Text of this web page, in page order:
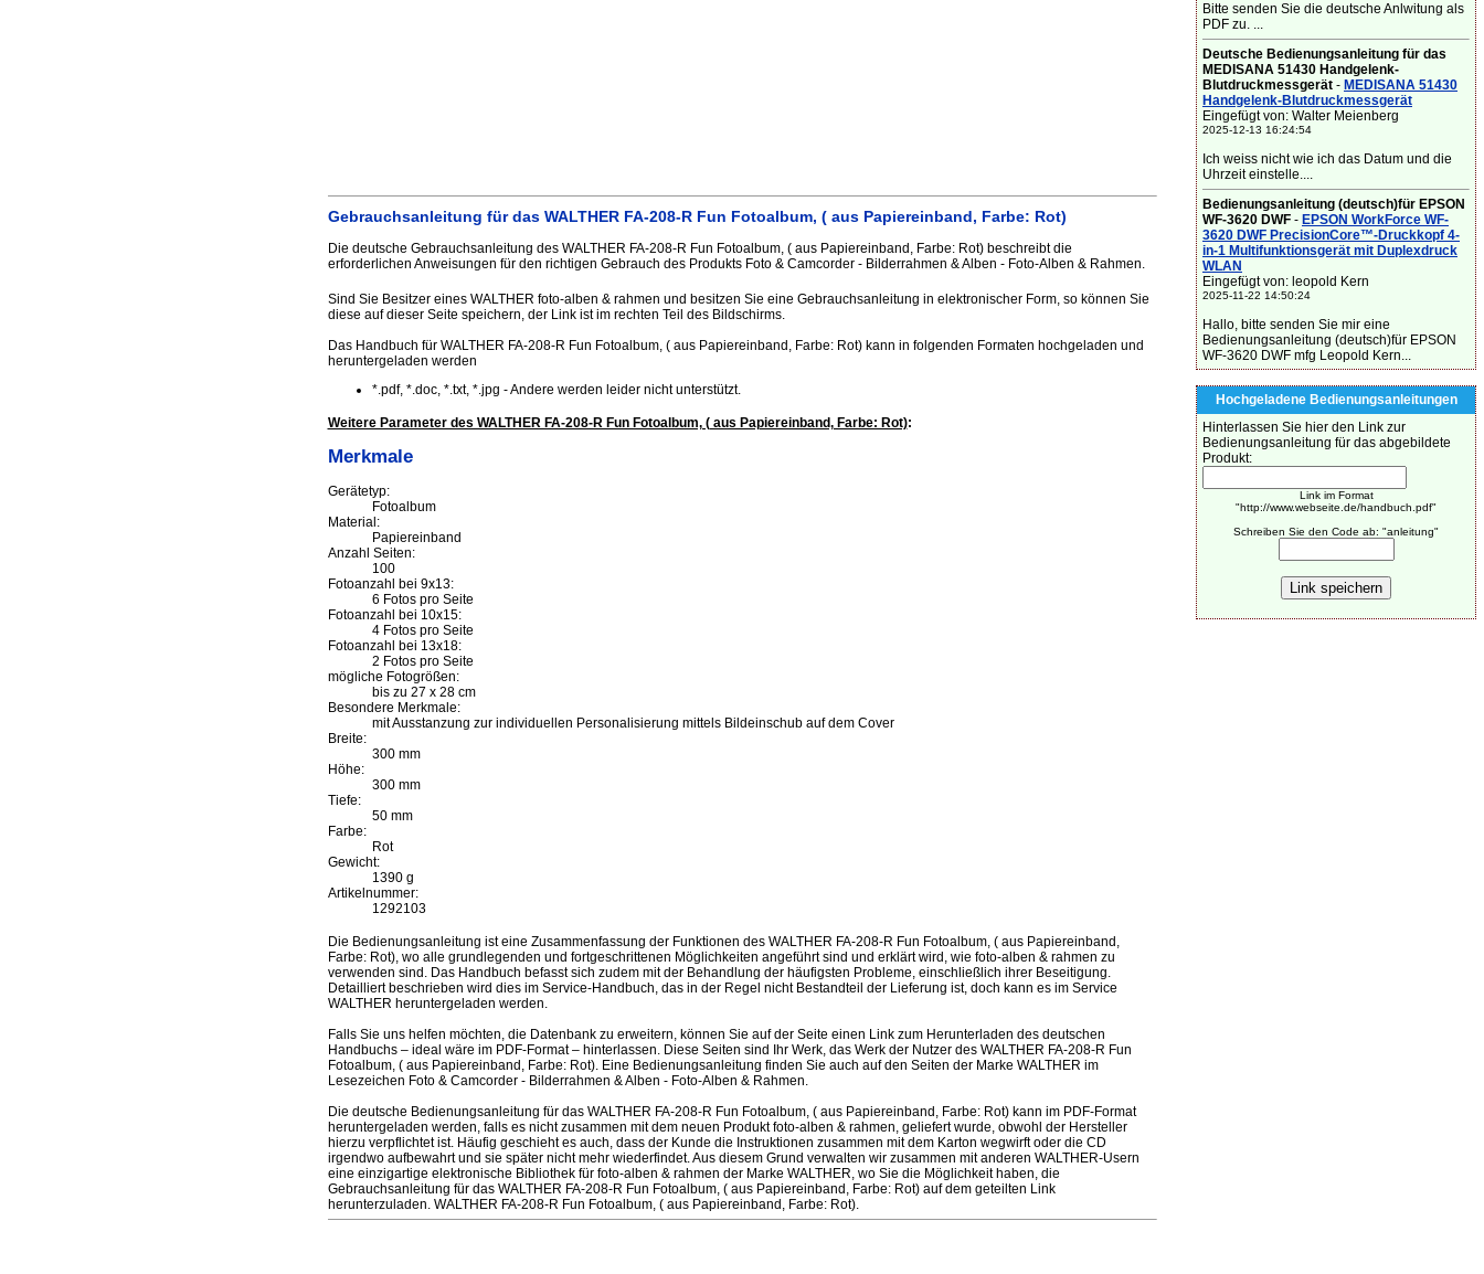
Gebrauchsanleitung für das WALTHER FA-208-R Fun Fotoalbum, ( aus Papiereinband, Farbe: Rot)
Die deutsche Gebrauchsanleitung des WALTHER FA-208-R Fun Fotoalbum, ( aus Papiereinband, Farbe: Rot) beschreibt die
erforderlichen Anweisungen für den richtigen Gebrauch des Produkts Foto & Camcorder - Bilderrahmen & Alben - Foto-Alben & Rahmen.
Sind Sie Besitzer eines WALTHER foto-alben & rahmen und besitzen Sie eine Gebrauchsanleitung in elektronischer Form, so können Sie
diese auf dieser Seite speichern, der Link ist im rechten Teil des Bildschirms.
Das Handbuch für WALTHER FA-208-R Fun Fotoalbum, ( aus Papiereinband, Farbe: Rot) kann in folgenden Formaten hochgeladen und
heruntergeladen werden
*.pdf, *.doc, *.txt, *.jpg - Andere werden leider nicht unterstützt.
Weitere Parameter des WALTHER FA-208-R Fun Fotoalbum, ( aus Papiereinband, Farbe: Rot):
Merkmale
Gerätetyp:
Fotoalbum
Material:
Papiereinband
Anzahl Seiten:
100
Fotoanzahl bei 9x13:
6 Fotos pro Seite
Fotoanzahl bei 10x15:
4 Fotos pro Seite
Fotoanzahl bei 13x18:
2 Fotos pro Seite
mögliche Fotogrößen:
bis zu 27 x 28 cm
Besondere Merkmale:
mit Ausstanzung zur individuellen Personalisierung mittels Bildeinschub auf dem Cover
Breite:
300 mm
Höhe:
300 mm
Tiefe:
50 mm
Farbe:
Rot
Gewicht:
1390 g
Artikelnummer:
1292103
Die Bedienungsanleitung ist eine Zusammenfassung der Funktionen des WALTHER FA-208-R Fun Fotoalbum, ( aus Papiereinband,
Farbe: Rot), wo alle grundlegenden und fortgeschrittenen Möglichkeiten angeführt sind und erklärt wird, wie foto-alben & rahmen zu
verwenden sind. Das Handbuch befasst sich zudem mit der Behandlung der häufigsten Probleme, einschließlich ihrer Beseitigung.
Detailliert beschrieben wird dies im Service-Handbuch, das in der Regel nicht Bestandteil der Lieferung ist, doch kann es im Service
WALTHER heruntergeladen werden.
Falls Sie uns helfen möchten, die Datenbank zu erweitern, können Sie auf der Seite einen Link zum Herunterladen des deutschen
Handbuchs – ideal wäre im PDF-Format – hinterlassen. Diese Seiten sind Ihr Werk, das Werk der Nutzer des WALTHER FA-208-R Fun
Fotoalbum, ( aus Papiereinband, Farbe: Rot). Eine Bedienungsanleitung finden Sie auch auf den Seiten der Marke WALTHER im
Lesezeichen Foto & Camcorder - Bilderrahmen & Alben - Foto-Alben & Rahmen.
Die deutsche Bedienungsanleitung für das WALTHER FA-208-R Fun Fotoalbum, ( aus Papiereinband, Farbe: Rot) kann im PDF-Format
heruntergeladen werden, falls es nicht zusammen mit dem neuen Produkt foto-alben & rahmen, geliefert wurde, obwohl der Hersteller
hierzu verpflichtet ist. Häufig geschieht es auch, dass der Kunde die Instruktionen zusammen mit dem Karton wegwirft oder die CD
irgendwo aufbewahrt und sie später nicht mehr wiederfindet. Aus diesem Grund verwalten wir zusammen mit anderen WALTHER-Usern
eine einzigartige elektronische Bibliothek für foto-alben & rahmen der Marke WALTHER, wo Sie die Möglichkeit haben, die
Gebrauchsanleitung für das WALTHER FA-208-R Fun Fotoalbum, ( aus Papiereinband, Farbe: Rot) auf dem geteilten Link
herunterzuladen. WALTHER FA-208-R Fun Fotoalbum, ( aus Papiereinband, Farbe: Rot).
Bitte senden Sie die deutsche Anlwitung als
PDF zu. ...
Deutsche Bedienungsanleitung für das
MEDISANA 51430 Handgelenk-
Blutdruckmessgerät - MEDISANA 51430
Handgelenk-Blutdruckmessgerät
Eingefügt von: Walter Meienberg
2025-12-13 16:24:54
Ich weiss nicht wie ich das Datum und die
Uhrzeit einstelle....
Bedienungsanleitung (deutsch)für EPSON
WF-3620 DWF - EPSON WorkForce WF-
3620 DWF PrecisionCore™-Druckkopf 4-
in-1 Multifunktionsgerät mit Duplexdruck
WLAN
Eingefügt von: leopold Kern
2025-11-22 14:50:24
Hallo, bitte senden Sie mir eine
Bedienungsanleitung (deutsch)für EPSON
WF-3620 DWF mfg Leopold Kern...
Hochgeladene Bedienungsanleitungen
Hinterlassen Sie hier den Link zur
Bedienungsanleitung für das abgebildete
Produkt:
Link im Format
"http://www.webseite.de/handbuch.pdf"
Schreiben Sie den Code ab: "anleitung"